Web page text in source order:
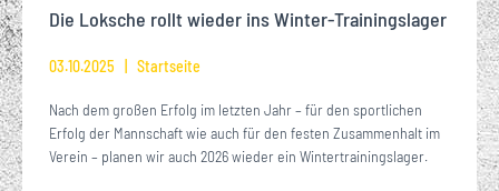
Die Loksche rollt wieder ins Winter-Trainingslager
03.10.2025 Startseite
Nach dem großen Erfolg im letzten Jahr – für den sportlichen
Erfolg der Mannschaft wie auch für den festen Zusammenhalt im
Verein – planen wir auch 2026 wieder ein Wintertrainingslager.